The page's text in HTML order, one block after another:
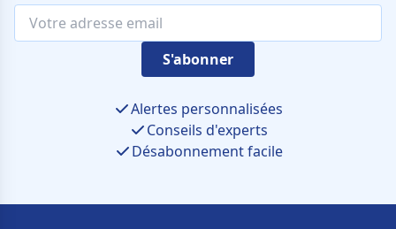
S'abonner
Alertes personnalisées
Conseils d'experts
Désabonnement facile